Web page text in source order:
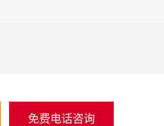
免费电话咨询